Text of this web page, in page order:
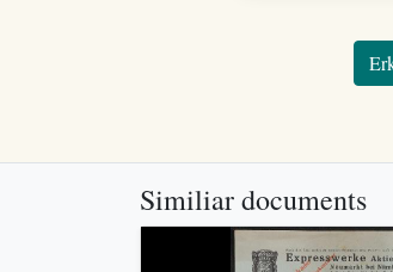
Similiar documents